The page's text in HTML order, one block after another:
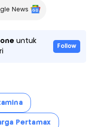
News
untuk
Follow
Pertamax